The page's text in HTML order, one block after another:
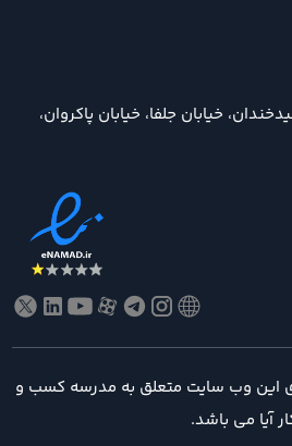
خیابان جلفا، خیابان پاکروان،
این وب سایت متعلق به مدرسه کسب و
آیا می باشد.